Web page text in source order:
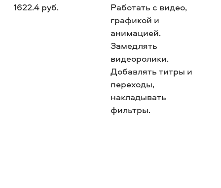
1622.4 руб.
Работать с видео,
графикой и
анимацией.
Замедлять
видеоролики.
Добавлять титры и
переходы,
накладывать
фильтры.